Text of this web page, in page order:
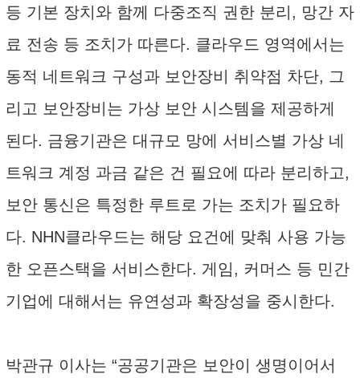
등 기본 장치와 함께 다중조직 권한 분리, 망간 자
료 전송 등 조치가 따른다. 클라우드 영역에서는
동적 네트워크 구성과 보안장비 취약점 차단, 그
리고 보안장비는 가상 보안 시스템을 제공하게
된다. 금융기관은 대규모 망에 서비스별 가상 네
트워크 계정 과금 같은 건 필요에 따라 분리하고,
보안 통신은 특정한 루트로 가는 조치가 필요하
다. NHN클라우드는 해당 요건에 맞춰 사용 가능
한 오픈스택을 서비스한다. 게임, 커머스 등 민간
기업에 대해서는 유연성과 확장성을 중시한다.
박관규 이사는 “공공기관은 보안이 생명이어서